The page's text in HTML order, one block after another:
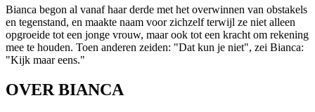
Bianca begon al vanaf haar derde met het overwinnen van obstakels
en tegenstand, en maakte naam voor zichzelf terwijl ze niet alleen
opgroeide tot een jonge vrouw, maar ook tot een kracht om rekening
mee te houden. Toen anderen zeiden: "Dat kun je niet", zei Bianca:
"Kijk maar eens."
OVER BIANCA